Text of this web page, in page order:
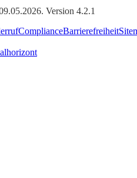
Version 4.2.1
ComplianceBarrierefreiheit